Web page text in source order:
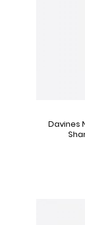
Davines